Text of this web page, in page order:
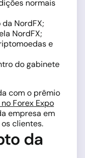
normais
NordFX;
NordFX;
e
do gabinete
com o prêmio
Forex Expo
empresa em
clientes.
da